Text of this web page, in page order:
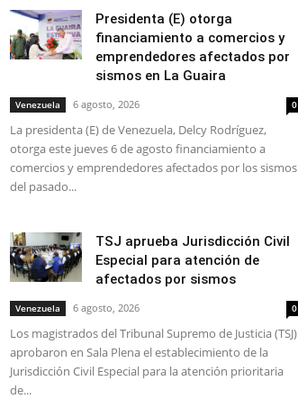
Presidenta (E) otorga
financiamiento a comercios y
emprendedores afectados por
sismos en La Guaira
Venezuela 6 agosto, 2026 0
La presidenta (E) de Venezuela, Delcy Rodríguez,
otorga este jueves 6 de agosto financiamiento a
comercios y emprendedores afectados por los sismos
del pasado...
TSJ aprueba Jurisdicción Civil
Especial para atención de
afectados por sismos
Venezuela 6 agosto, 2026 0
Los magistrados del Tribunal Supremo de Justicia (TSJ)
aprobaron en Sala Plena el establecimiento de la
Jurisdicción Civil Especial para la atención prioritaria
de...